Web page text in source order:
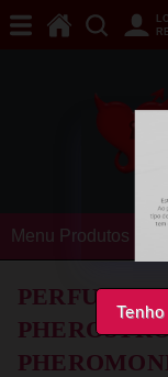
Menu Produtos
PERFUME